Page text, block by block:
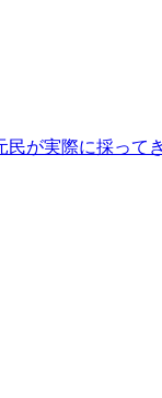
民が実際に採って